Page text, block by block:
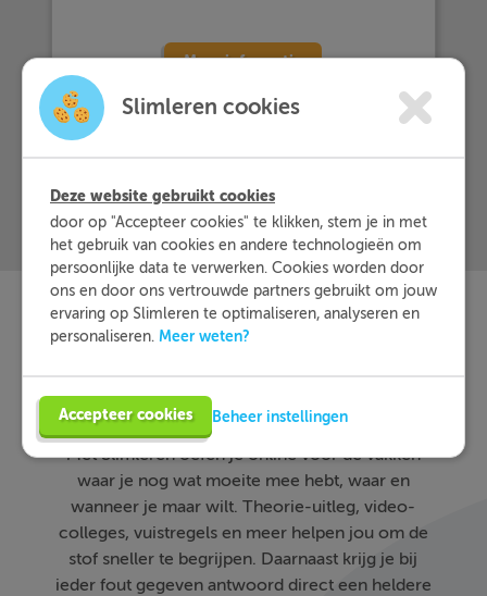
Meer informatie
Probeer nu 1 week gratis
eigenlijk?
Met Slimleren oefen je online voor de vakken
waar je nog wat moeite mee hebt, waar en
wanneer je maar wilt. Theorie-uitleg, video-
colleges, vuistregels en meer helpen jou om de
stof sneller te begrijpen. Daarnaast krijg je bij
ieder fout gegeven antwoord direct een heldere
Slimleren cookies
Deze website gebruikt cookies
door op "Accepteer cookies" te klikken, stem je in met
het gebruik van cookies en andere technologieën om
persoonlijke data te verwerken. Cookies worden door
ons en door ons vertrouwde partners gebruikt om jouw
ervaring op Slimleren te optimaliseren, analyseren en
personaliseren. Meer weten?
Accepteer cookies Beheer instellingen